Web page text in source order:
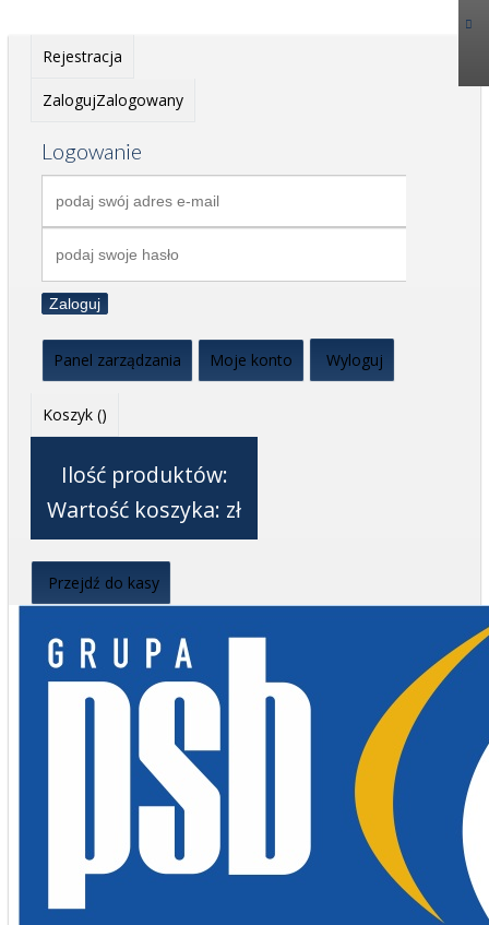
Rejestracja
ZalogujZalogowany
Logowanie
Zaloguj
Panel zarządzania Moje konto Wyloguj
Koszyk ()
Ilość produktów:
Wartość koszyka: zł
Przejdź do kasy